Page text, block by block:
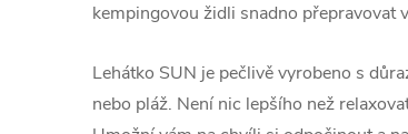
kempingovou židli snadno přepravovat
Lehátko SUN je pečlivě vyrobeno s
nebo pláž. Není nic lepšího než